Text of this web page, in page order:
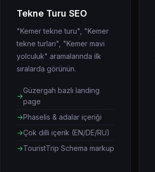
Tekne Turu SEO
"Kemer tekne turu", "Kemer
tekne turları", "Kemer mavi
yolculuk" aramalarında ilk
sıralarda görünün.
Güzergah bazlı landing
page
Phaselis & adalar içeriği
Çok dilli içerik (EN/DE/RU)
TouristTrip Schema markup